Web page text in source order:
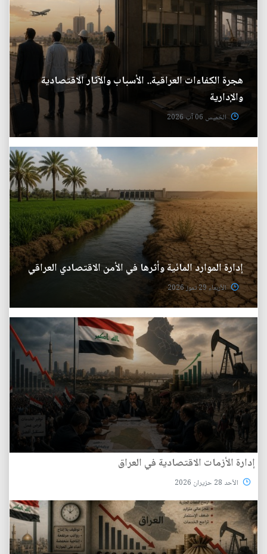
هجرة الكفاءات العراقية.. الأسباب والآثار الاقتصادية
والإدارية
الخميس 06 آب 2026
إدارة الموارد المائية وأثرها في الأمن الاقتصادي العراقي
الأربعاء 29 تموز 2026
إدارة الأزمات الاقتصادية في العراق
الأحد 28 حزيران 2026